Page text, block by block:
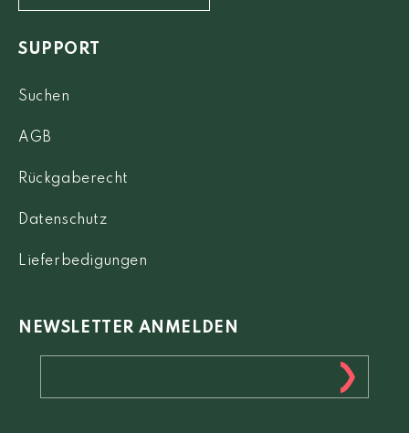
SUPPORT
Suchen
AGB
Rückgaberecht
Datenschutz
Lieferbedigungen
NEWSLETTER ANMELDEN